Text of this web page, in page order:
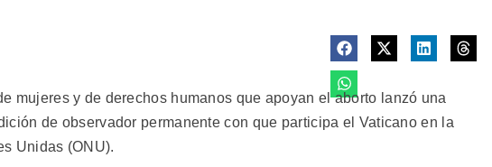
mujeres y de derechos humanos que apoyan el aborto lanzó una
de observador permanente con que participa el Vaticano en la
Unidas (ONU).